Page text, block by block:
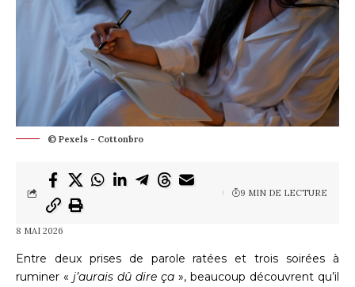
© Pexels - Cottonbro
8 MAI 2026
9 MIN DE LECTURE
Entre deux prises de parole ratées et trois soirées à
ruminer « j’aurais dû dire ça », beaucoup découvrent qu’il